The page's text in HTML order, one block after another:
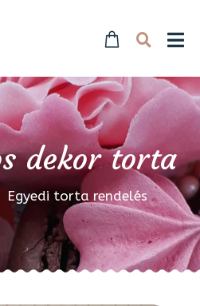
dekor torta
Egyedi torta rendelés